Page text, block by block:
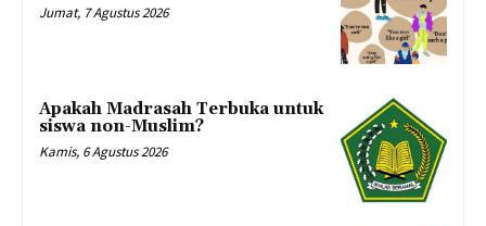
Jumat, 7 Agustus 2026
Apakah Madrasah Terbuka untuk
siswa non-Muslim?
Kamis, 6 Agustus 2026